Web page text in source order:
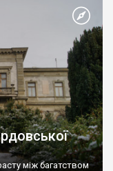
між багатством